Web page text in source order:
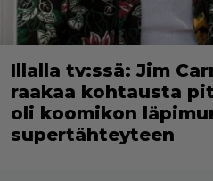
Illalla tv:ssä: Jim
raakaa kohtausta
oli koomikon
supertähteyteen